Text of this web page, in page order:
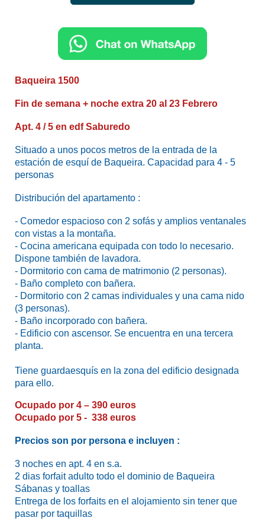
Baqueira 1500
Fin de semana + noche extra 20 al 23 Febrero
Apt. 4 / 5 en edf Saburedo
Situado a unos pocos metros de la entrada de la
estación de esquí de Baqueira. Capacidad para 4 - 5
personas
Distribución del apartamento :
- Comedor espacioso con 2 sofás y amplios ventanales
con vistas a la montaña.
- Cocina americana equipada con todo lo necesario.
Dispone también de lavadora.
- Dormitorio con cama de matrimonio (2 personas).
- Baño completo con bañera.
- Dormitorio con 2 camas individuales y una cama nido
(3 personas).
- Baño incorporado con bañera.
- Edificio con ascensor. Se encuentra en una tercera
planta.
Tiene guardaesquís en la zona del edificio designada
para ello.
Ocupado por 4 – 390 euros
Ocupado por 5 - 338 euros
Precios son por persona e incluyen :
3 noches en apt. 4 en s.a.
2 dias forfait adulto todo el dominio de Baqueira
Sábanas y toallas
Entrega de los forfaits en el alojamiento sin tener que
pasar por taquillas